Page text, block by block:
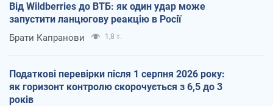
Від Wildberries до ВТБ: як один удар може
запустити ланцюгову реакцію в Росії
Брати Капранови 1,8 т.
Податкові перевірки після 1 серпня 2026 року:
як горизонт контролю скорочується з 6,5 до 3
років